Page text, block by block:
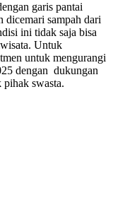
garis pantai
dicemari sampah dari
ini tidak saja bisa
Untuk
untuk mengurangi
dengan dukungan
pihak swasta.